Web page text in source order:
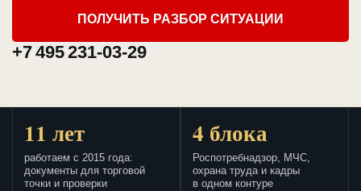
ПОЛУЧИТЬ РАЗБОР СИТУАЦИИ
+7 495 231-03-29
11 лет
работаем с 2015 года:
документы для торговой
точки и проверки
4 блока
Роспотребнадзор, МЧС,
охрана труда и кадры
в одном контуре